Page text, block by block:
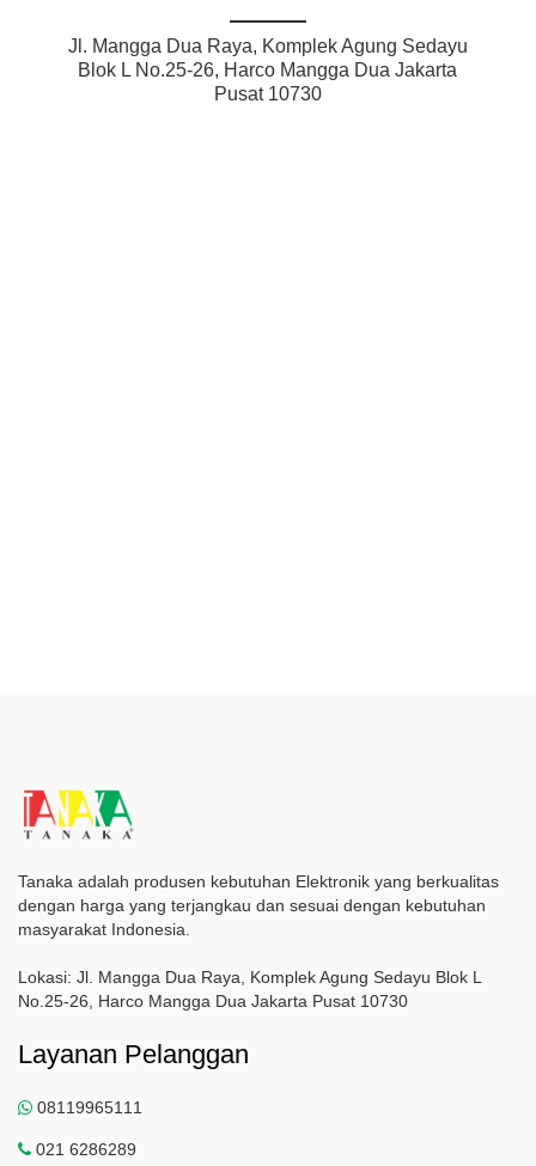
Jl. Mangga Dua Raya, Komplek Agung Sedayu
Blok L No.25-26, Harco Mangga Dua Jakarta
Pusat 10730
Tanaka adalah produsen kebutuhan Elektronik yang berkualitas
dengan harga yang terjangkau dan sesuai dengan kebutuhan
masyarakat Indonesia.
Lokasi: Jl. Mangga Dua Raya, Komplek Agung Sedayu Blok L
No.25-26, Harco Mangga Dua Jakarta Pusat 10730
Layanan Pelanggan
08119965111
021 6286289